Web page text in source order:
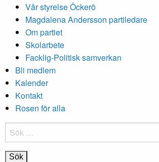
Vår styrelse Öckerö
Magdalena Andersson partiledare
Om partiet
Skolarbete
Facklig-Politisk samverkan
Bli medlem
Kalender
Kontakt
Rosen för alla
Sök
efter: